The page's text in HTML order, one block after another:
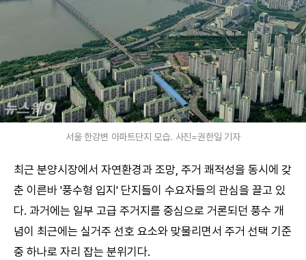
서울 한강변 아파트단지 모습. 사진=권한일 기자
최근 분양시장에서 자연환경과 조망, 주거 쾌적성을 동시에 갖
춘 이른바 '풍수형 입지' 단지들이 수요자들의 관심을 끌고 있
다. 과거에는 일부 고급 주거지를 중심으로 거론되던 풍수 개
념이 최근에는 실거주 선호 요소와 맞물리면서 주거 선택 기준
중 하나로 자리 잡는 분위기다.